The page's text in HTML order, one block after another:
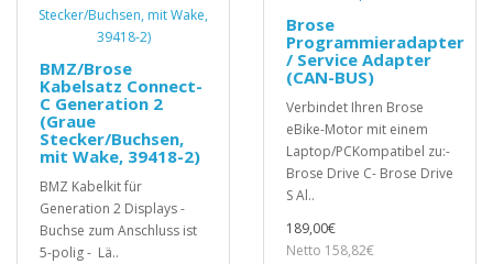
BMZ/Brose
Kabelsatz Connect-
C Generation 2
(Graue
Stecker/Buchsen,
mit Wake, 39418-2)
BMZ Kabelkit für
Generation 2 Displays -
Buchse zum Anschluss ist
5-polig - Lä..
Brose
Programmieradapter
/ Service Adapter
(CAN-BUS)
Verbindet Ihren Brose
eBike-Motor mit einem
Laptop/PCKompatibel zu:-
Brose Drive C- Brose Drive
S Al..
189,00€
Netto 158,82€